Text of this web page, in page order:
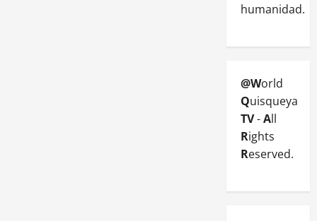
humanidad.
@World
Quisqueya
TV-All
Rights
Reserved.